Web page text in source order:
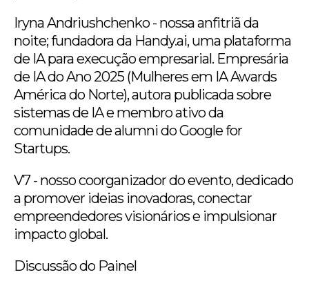
Iryna Andriushchenko - nossa anfitriã da
noite; fundadora da Handy.ai, uma plataforma
de IA para execução empresarial. Empresária
de IA do Ano 2025 (Mulheres em IA Awards
América do Norte), autora publicada sobre
sistemas de IA e membro ativo da
comunidade de alumni do Google for
Startups.
V7 - nosso coorganizador do evento, dedicado
a promover ideias inovadoras, conectar
empreendedores visionários e impulsionar
impacto global.
Discussão do Painel